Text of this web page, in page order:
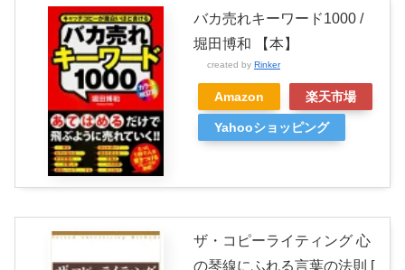
バカ売れキーワード1000 /
堀田博和 【本】
created by Rinker
Amazon 楽天市場
Yahooショッピング
ザ・コピーライティング 心
の琴線にふれる言葉の法則 [